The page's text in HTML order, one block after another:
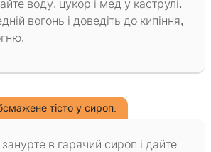
воду, цукор і мед у каструлі.
вогонь і доведіть до кипіння,
тісто у сироп.
в гарячий сироп і дайте